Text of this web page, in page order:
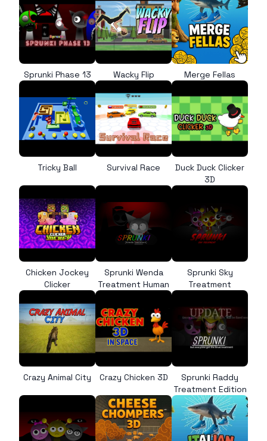
Sprunki Phase 13 Wacky Flip Merge Fellas
Tricky Ball Survival Race
Duck Duck Clicker
3D
Chicken Jockey
Clicker
Sprunki Wenda
Treatment Human
Sprunki Sky
Treatment
Crazy Animal City Crazy Chicken 3D
Sprunki Raddy
Treatment Edition